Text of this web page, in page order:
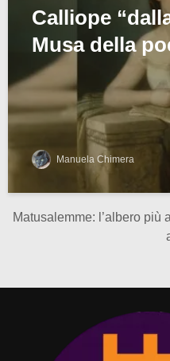
Calliope
Musa della
Manuela Chimera
Matusalemme: l’albero più